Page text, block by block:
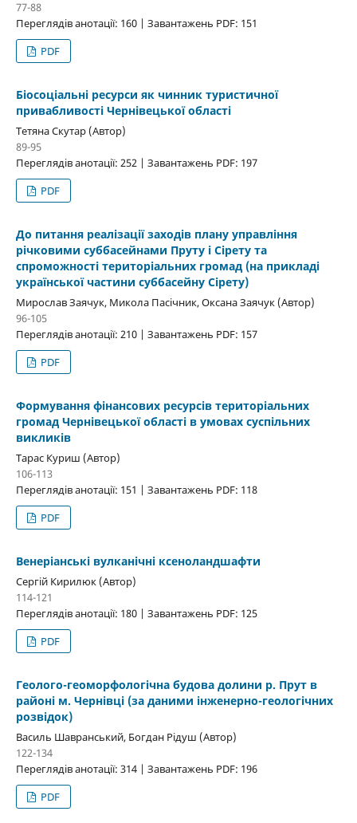
77-88
Переглядів анотації: 160 | Завантажень PDF: 151
PDF
Біосоціальні ресурси як чинник туристичної
привабливості Чернівецької області
Тетяна Скутар (Автор)
89-95
Переглядів анотації: 252 | Завантажень PDF: 197
PDF
До питання реалізації заходів плану управління
річковими суббасейнами Пруту і Сірету та
спроможності територіальних громад (на прикладі
української частини суббасейну Сірету)
Мирослав Заячук, Микола Пасічник, Оксана Заячук (Автор)
96-105
Переглядів анотації: 210 | Завантажень PDF: 157
PDF
Формування фінансових ресурсів територіальних
громад Чернівецької області в умовах суспільних
викликів
Тарас Куриш (Автор)
106-113
Переглядів анотації: 151 | Завантажень PDF: 118
PDF
Венеріанські вулканічні ксеноландшафти
Сергій Кирилюк (Автор)
114-121
Переглядів анотації: 180 | Завантажень PDF: 125
PDF
Геолого-геоморфологічна будова долини р. Прут в
районі м. Чернівці (за даними інженерно-геологічних
розвідок)
Василь Шавранський, Богдан Рідуш (Автор)
122-134
Переглядів анотації: 314 | Завантажень PDF: 196
PDF